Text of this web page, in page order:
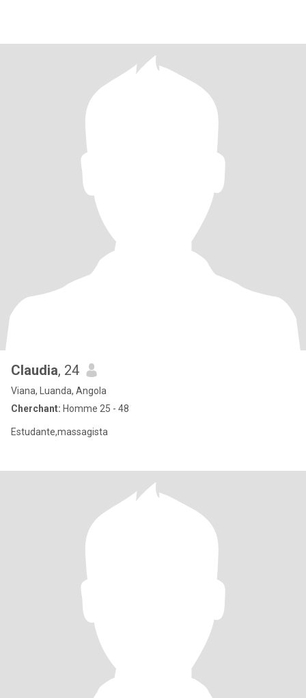
Claudia, 24
Viana, Luanda, Angola
Cherchant: Homme 25 - 48
Estudante,massagista